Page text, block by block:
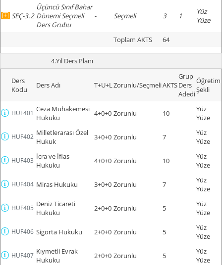
SEÇ-3.2
Üçüncü Sınıf Bahar
Dönemi Seçmeli
Ders Grubu
- Seçmeli 3 1
Yüz
Yüze
Toplam AKTS 64
4.Yıl Ders Planı
Ders
Kodu
Ders Adı T+U+LZorunlu/SeçmeliAKTS
Grup
Ders
Adedi
Öğretim
Şekli
HUF401 Ceza Muhakemesi
Hukuku
4+0+0 Zorunlu 10
Yüz
Yüze
HUF402 Milletlerarası Özel
Hukuk
3+0+0 Zorunlu 7
Yüz
Yüze
HUF403 İcra ve İflas
Hukuku
4+0+0 Zorunlu 10
Yüz
Yüze
HUF404 Miras Hukuku 3+0+0 Zorunlu 7
Yüz
Yüze
HUF405 Deniz Ticareti
Hukuku
2+0+0 Zorunlu 5
Yüz
Yüze
HUF406 Sigorta Hukuku 2+0+0 Zorunlu 5
Yüz
Yüze
HUF407 Kıymetli Evrak
Hukuku
2+0+0 Zorunlu 5
Yüz
Yüze